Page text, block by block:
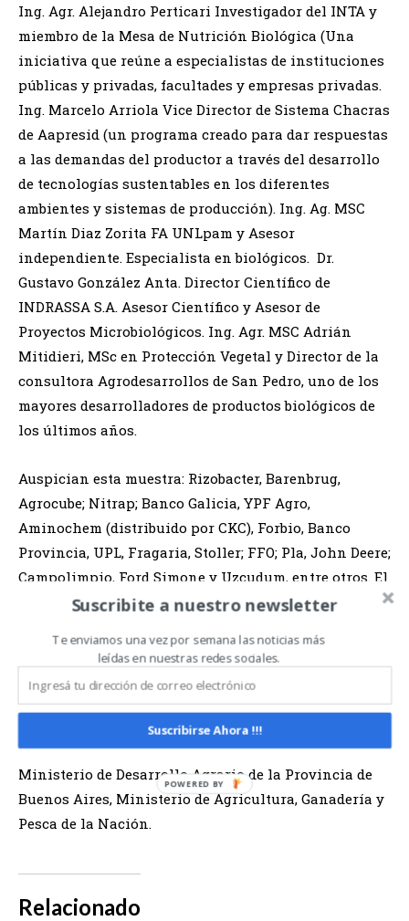
Ing. Agr. Alejandro Perticari Investigador del INTA y
miembro de la Mesa de Nutrición Biológica (Una
iniciativa que reúne a especialistas de instituciones
públicas y privadas, facultades y empresas privadas.
Ing. Marcelo Arriola Vice Director de Sistema Chacras
de Aapresid (un programa creado para dar respuestas
a las demandas del productor a través del desarrollo
de tecnologías sustentables en los diferentes
ambientes y sistemas de producción). Ing. Ag. MSC
Martín Diaz Zorita FA UNLpam y Asesor
independiente. Especialista en biológicos. Dr.
Gustavo González Anta. Director Científico de
INDRASSA S.A. Asesor Científico y Asesor de
Proyectos Microbiológicos. Ing. Agr. MSC Adrián
Mitidieri, MSc en Protección Vegetal y Director de la
consultora Agrodesarrollos de San Pedro, uno de los
mayores desarrolladores de productos biológicos de
los últimos años.
Auspician esta muestra: Rizobacter, Barenbrug,
Agrocube; Nitrap; Banco Galicia, YPF Agro,
Aminochem (distribuido por CKC), Forbio, Banco
Provincia, UPL, Fragaria, Stoller; FFO; Pla, John Deere;
Campolimpio, Ford Simone y Uzcudum, entre otros. El
evento está organizado por “El Chacarero”
Aplicadores de Productos Fitosanitarios de Tandil y
cuenta con el apoyo de Acsoja, Argentrigo, Asagir,
Maizar, CaBio, Municipio de Tandil, Aapresid
Regional Tandilia, CASAFE, CRA, IICA, INTA,
Ministerio de Desarrollo Agrario de la Provincia de
Buenos Aires, Ministerio de Agricultura, Ganadería y
Pesca de la Nación.
Relacionado
Suscribite a nuestro newsletter
Te enviamos una vez por semana las noticias más
leídas en nuestras redes sociales.
Suscribirse Ahora !!!